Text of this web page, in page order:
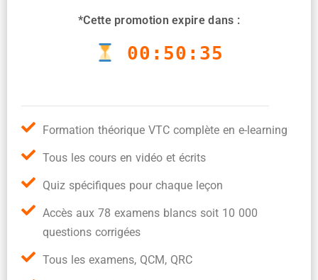
*Cette promotion expire dans :
00:50:35
Formation théorique VTC complète en e-learning
Tous les cours en vidéo et écrits
Quiz spécifiques pour chaque leçon
Accès aux 78 examens blancs soit 10 000
questions corrigées
Tous les examens, QCM, QRC